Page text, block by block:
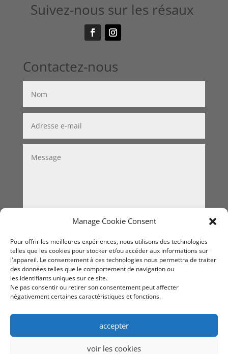
Manage Cookie Consent
Pour offrir les meilleures expériences, nous utilisons des technologies
telles que les cookies pour stocker et/ou accéder aux informations sur
l'appareil. Le consentement à ces technologies nous permettra de traiter
des données telles que le comportement de navigation ou
les identifiants uniques sur ce site.
Ne pas consentir ou retirer son consentement peut affecter
négativement certaines caractéristiques et fonctions.
accepter
voir les cookies
Suivez-nous sur les résaux
Contactez-nous
15 + 13 Valider